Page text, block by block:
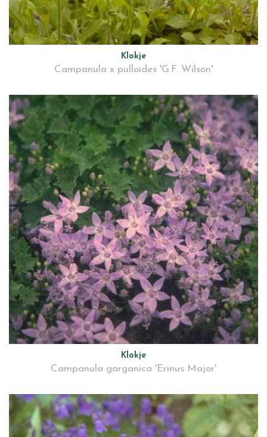
Klokje
Campanula x pulloides 'G.F. Wilson'
Klokje
Campanula garganica 'Erinus Major'